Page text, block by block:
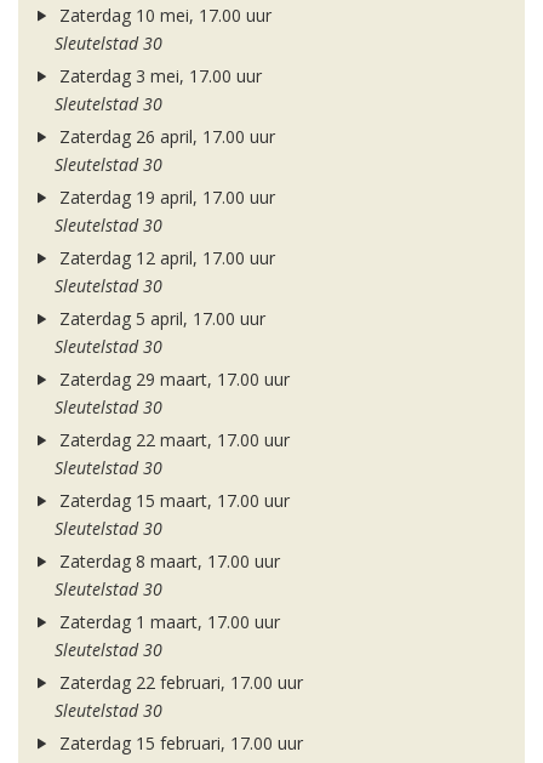
Zaterdag 10 mei, 17.00 uur
Sleutelstad 30
Zaterdag 3 mei, 17.00 uur
Sleutelstad 30
Zaterdag 26 april, 17.00 uur
Sleutelstad 30
Zaterdag 19 april, 17.00 uur
Sleutelstad 30
Zaterdag 12 april, 17.00 uur
Sleutelstad 30
Zaterdag 5 april, 17.00 uur
Sleutelstad 30
Zaterdag 29 maart, 17.00 uur
Sleutelstad 30
Zaterdag 22 maart, 17.00 uur
Sleutelstad 30
Zaterdag 15 maart, 17.00 uur
Sleutelstad 30
Zaterdag 8 maart, 17.00 uur
Sleutelstad 30
Zaterdag 1 maart, 17.00 uur
Sleutelstad 30
Zaterdag 22 februari, 17.00 uur
Sleutelstad 30
Zaterdag 15 februari, 17.00 uur